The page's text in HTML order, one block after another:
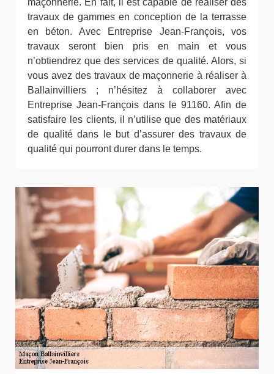
travaux de gammes en conception de la terrasse
en béton. Avec Entreprise Jean-François, vos
travaux seront bien pris en main et vous
n’obtiendrez que des services de qualité. Alors, si
vous avez des travaux de maçonnerie à réaliser à
Ballainvilliers ; n’hésitez à collaborer avec
Entreprise Jean-François dans le 91160. Afin de
satisfaire les clients, il n’utilise que des matériaux
de qualité dans le but d’assurer des travaux de
qualité qui pourront durer dans le temps.